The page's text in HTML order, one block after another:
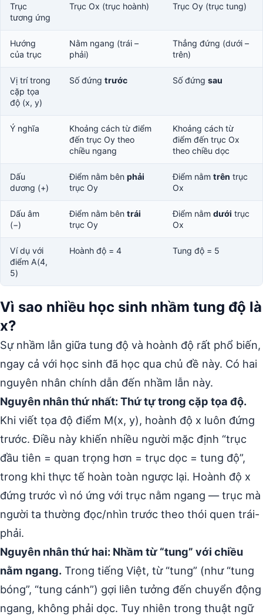
Trục
tương ứng
Trục Ox (trục hoành) Trục Oy (trục tung)
Hướng
của trục
Nằm ngang (trái –
phải)
Thẳng đứng (dưới –
trên)
Vị trí trong
cặp tọa
độ (x, y)
Số đứng trước Số đứng sau
Ý nghĩa
Khoảng cách từ điểm
đến trục Oy theo
chiều ngang
Khoảng cách từ
điểm đến trục Ox
theo chiều dọc
Dấu
dương (+)
Điểm nằm bên phải
trục Oy
Điểm nằm trên trục
Ox
Dấu âm
(−)
Điểm nằm bên trái
trục Oy
Điểm nằm dưới trục
Ox
Ví dụ với
điểm A(4,
5)
Hoành độ = 4 Tung độ = 5
Vì sao nhiều học sinh nhầm tung độ là
x?
Sự nhầm lẫn giữa tung độ và hoành độ rất phổ biến,
ngay cả với học sinh đã học qua chủ đề này. Có hai
nguyên nhân chính dẫn đến nhầm lẫn này.
Nguyên nhân thứ nhất: Thứ tự trong cặp tọa độ.
Khi viết tọa độ điểm M(x, y), hoành độ x luôn đứng
trước. Điều này khiến nhiều người mặc định “trục
đầu tiên = quan trọng hơn = trục dọc = tung độ”,
trong khi thực tế hoàn toàn ngược lại. Hoành độ x
đứng trước vì nó ứng với trục nằm ngang — trục mà
người ta thường đọc/nhìn trước theo thói quen trái-
phải.
Nguyên nhân thứ hai: Nhầm từ “tung” với chiều
nằm ngang. Trong tiếng Việt, từ “tung” (như “tung
bóng”, “tung cánh”) gợi liên tưởng đến chuyển động
ngang, không phải dọc. Tuy nhiên trong thuật ngữ